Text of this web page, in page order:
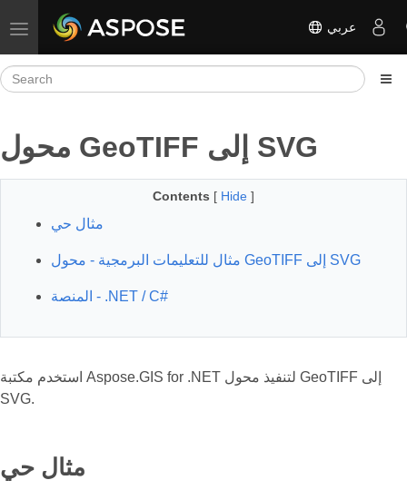
Toggle navigation عربي
محول GeoTIFF إلى SVG
Contents [ Hide ]
مثال حي
مثال للتعليمات البرمجية - محول GeoTIFF إلى SVG
المنصة - ‎.NET / C#‎
استخدم مكتبة Aspose.GIS for .NET لتنفيذ محول GeoTIFF إلى
SVG.
مثال حي